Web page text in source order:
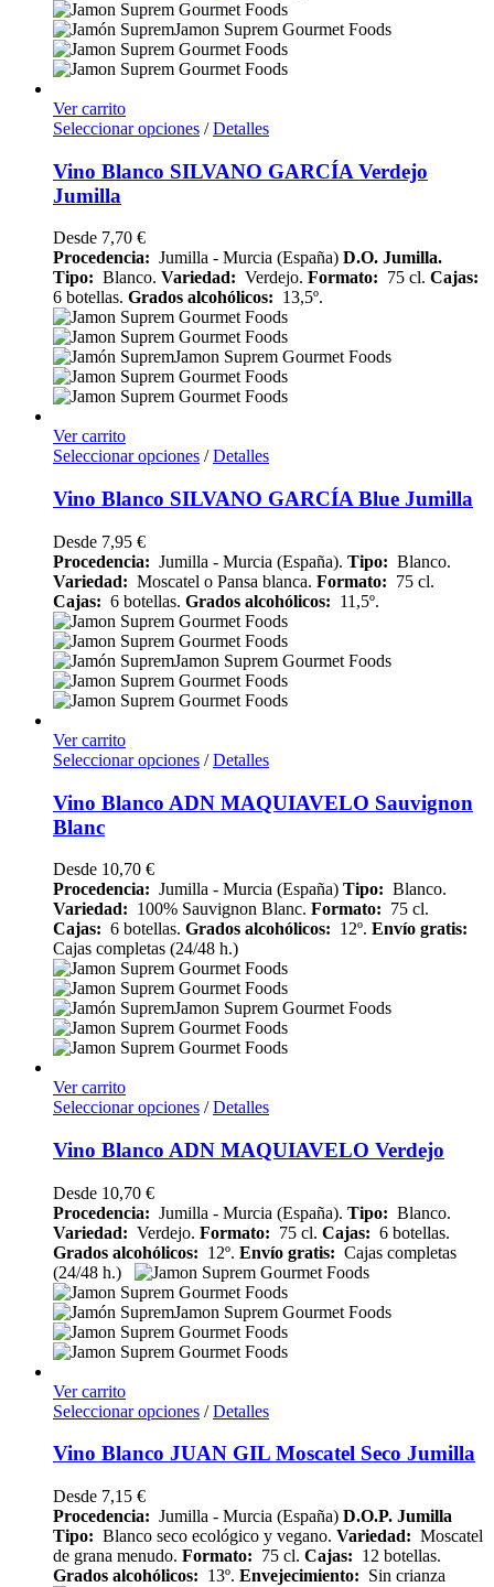
Ver carrito
Seleccionar opciones / Detalles
Vino Blanco SILVANO GARCÍA Verdejo
Jumilla
Desde 7,70 €
Procedencia: Jumilla - Murcia (España) D.O. Jumilla.
Tipo: Blanco. Variedad: Verdejo. Formato: 75 cl. Cajas:
6 botellas. Grados alcohólicos: 13,5º.
Ver carrito
Seleccionar opciones / Detalles
Vino Blanco SILVANO GARCÍA Blue Jumilla
Desde 7,95 €
Procedencia: Jumilla - Murcia (España). Tipo: Blanco.
Variedad: Moscatel o Pansa blanca. Formato: 75 cl.
Cajas: 6 botellas. Grados alcohólicos: 11,5º.
Ver carrito
Seleccionar opciones / Detalles
Vino Blanco ADN MAQUIAVELO Sauvignon
Blanc
Desde 10,70 €
Procedencia: Jumilla - Murcia (España) Tipo: Blanco.
Variedad: 100% Sauvignon Blanc. Formato: 75 cl.
Cajas: 6 botellas. Grados alcohólicos: 12º. Envío gratis:
Cajas completas (24/48 h.)
Ver carrito
Seleccionar opciones / Detalles
Vino Blanco ADN MAQUIAVELO Verdejo
Desde 10,70 €
Procedencia: Jumilla - Murcia (España). Tipo: Blanco.
Variedad: Verdejo. Formato: 75 cl. Cajas: 6 botellas.
Grados alcohólicos: 12º. Envío gratis: Cajas completas
(24/48 h.)
Ver carrito
Seleccionar opciones / Detalles
Vino Blanco JUAN GIL Moscatel Seco Jumilla
Desde 7,15 €
Procedencia: Jumilla - Murcia (España) D.O.P. Jumilla
Tipo: Blanco seco ecológico y vegano. Variedad: Moscatel
de grana menudo. Formato: 75 cl. Cajas: 12 botellas.
Grados alcohólicos: 13º. Envejecimiento: Sin crianza